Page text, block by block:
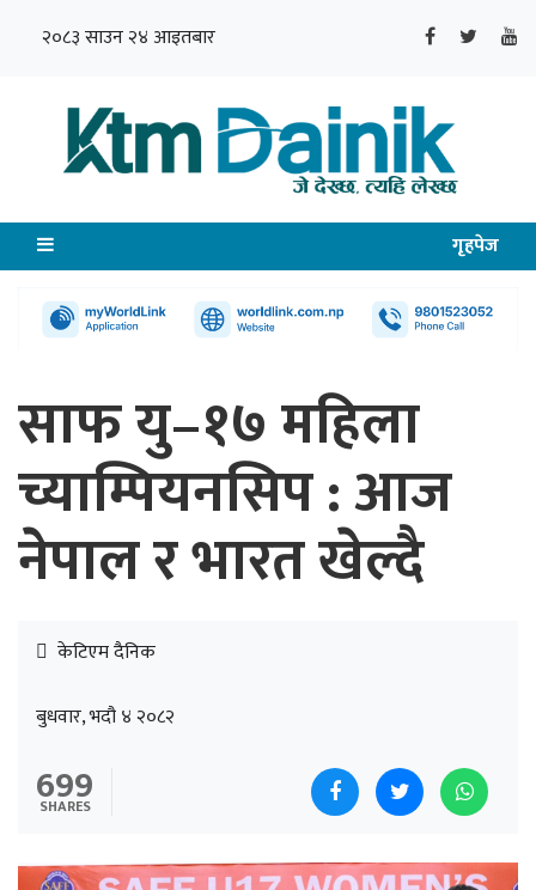
२०८३ साउन २४ आइतबार
गृहपेज
साफ यु–१७ महिला
च्याम्पियनसिप : आज
नेपाल र भारत खेल्दै
केटिएम दैनिक
बुधवार, भदौ ४ २०८२
699
SHARES